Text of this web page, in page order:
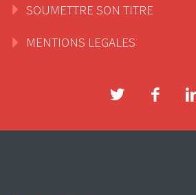
SOUMETTRE SON TITRE
MENTIONS LEGALES